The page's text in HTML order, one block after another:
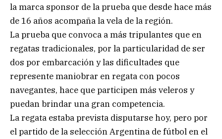
la marca sponsor de la prueba que desde hace más
de 16 años acompaña la vela de la región.
La prueba que convoca a más tripulantes que en
regatas tradicionales, por la particularidad de ser
dos por embarcación y las dificultades que
represente maniobrar en regata con pocos
navegantes, hace que participen más veleros y
puedan brindar una gran competencia.
La regata estaba prevista disputarse hoy, pero por
el partido de la selección Argentina de fútbol en el